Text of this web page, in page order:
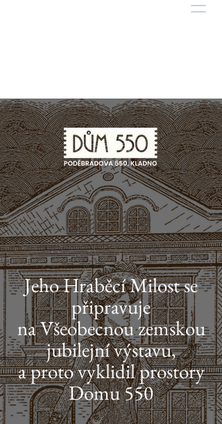
Jeho Hraběcí Milost se
připravuje
na Všeobecnou zemskou
jubilejní výstavu,
a proto vyklidil prostory
Domu 550